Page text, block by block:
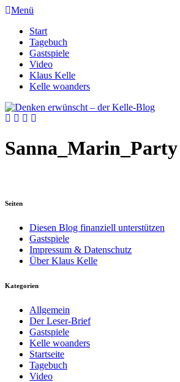
Menü
Start
Tagebuch
Gastspiele
Video
Klaus Kelle
Kelle woanders
Sanna_Marin_Party
Seiten
Diesen Blog finanziell unterstützen
Gastspiele
Impressum & Datenschutz
Über Klaus Kelle
Kategorien
Allgemein
Der Leser-Brief
Gastspiele
Kelle woanders
Startseite
Tagebuch
Video